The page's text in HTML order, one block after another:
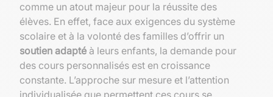
comme un atout majeur pour la réussite des
élèves. En effet, face aux exigences du système
scolaire et à la volonté des familles d’offrir un
soutien adapté à leurs enfants, la demande pour
des cours personnalisés est en croissance
constante. L’approche sur mesure et l’attention
individualisée que permettent ces cours se